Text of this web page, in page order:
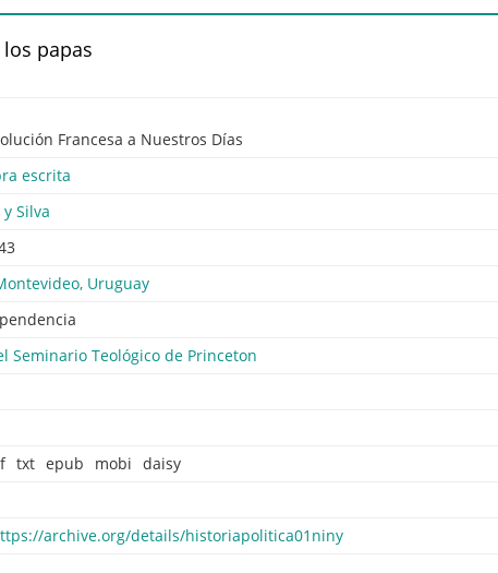
papas
Francesa a Nuestros Días
escrita
Silva
Uruguay
Seminario Teológico de Princeton
txt epub mobi daisy
archive.org/details/historiapolitica01niny